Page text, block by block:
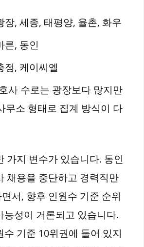
장, 세종, 태평양, 율촌, 화우
른, 동인
정, 케이씨엘
사 수로는 광장보다 많지만
무소 형태로 집계 방식이 다
가지 변수가 있습니다. 동인
채용을 중단하고 경력직만
서, 향후 인원수 기준 순위
능성이 거론되고 있습니다.
수 기준 10위권에 들어 있지